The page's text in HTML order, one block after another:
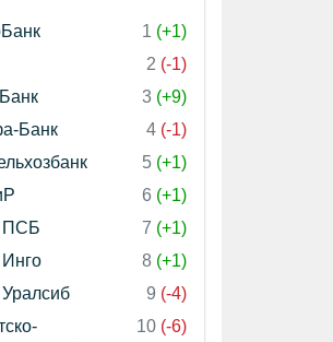
1 (+1)
2 (-1)
3 (+9)
Банк
4 (-1)
5 (+1)
6 (+1)
ПСБ
7 (+1)
8 (+1)
9 (-4)
10 (-6)